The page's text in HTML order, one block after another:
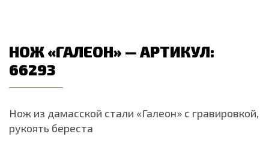
НОЖ «ГАЛЕОН» — АРТИКУЛ:
66293
Нож из дамасской стали «Галеон» с гравировкой,
рукоять береста